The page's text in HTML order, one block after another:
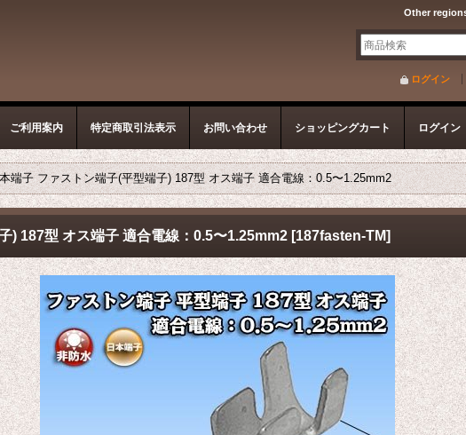
Other
ログイン
ご利用案内 特定商取引法表示 お問い合わせ ショッピングカート ログイン
端子 ファストン端子(平型端子) 187型 オス端子 適合電線：0.5〜1.25mm2
) 187型 オス端子 適合電線：0.5〜1.25mm2 [187fasten-TM]